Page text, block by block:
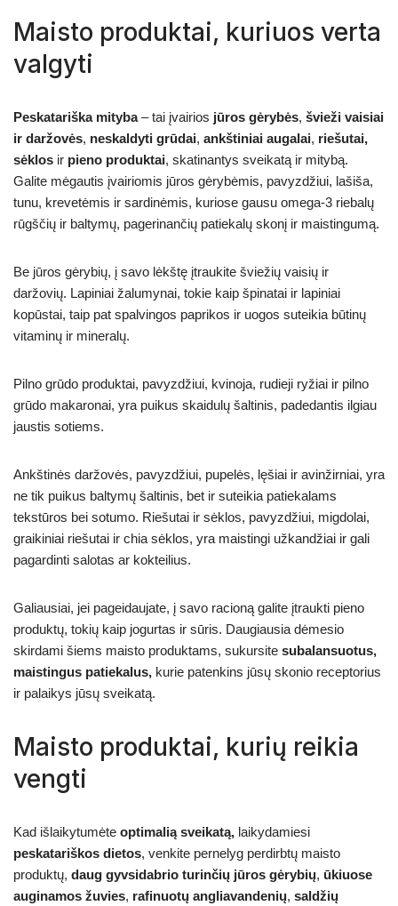
Maisto produktai, kuriuos verta
valgyti
Peskatariška mityba– tai įvairios jūros gėrybės, švieži vaisiai
ir daržovės, neskaldyti grūdai, ankštiniai augalai, riešutai,
sėklos ir pieno produktai, skatinantys sveikatą ir mitybą.
Galite mėgautis įvairiomis jūros gėrybėmis, pavyzdžiui, lašiša,
tunu, krevetėmis ir sardinėmis, kuriose gausu omega-3 riebalų
rūgščių ir baltymų, pagerinančių patiekalų skonį ir maistingumą.
Be jūros gėrybių, į savo lėkštę įtraukite šviežių vaisių ir
daržovių. Lapiniai žalumynai, tokie kaip špinatai ir lapiniai
kopūstai, taip pat spalvingos paprikos ir uogos suteikia būtinų
vitaminų ir mineralų.
Pilno grūdo produktai, pavyzdžiui, kvinoja, rudieji ryžiai ir pilno
grūdo makaronai, yra puikus skaidulų šaltinis, padedantis ilgiau
jaustis sotiems.
Ankštinės daržovės, pavyzdžiui, pupelės, lęšiai ir avinžirniai, yra
ne tik puikus baltymų šaltinis, bet ir suteikia patiekalams
tekstūros bei sotumo. Riešutai ir sėklos, pavyzdžiui, migdolai,
graikiniai riešutai ir chia sėklos, yra maistingi užkandžiai ir gali
pagardinti salotas ar kokteilius.
Galiausiai, jei pageidaujate, į savo racioną galite įtraukti pieno
produktų, tokių kaip jogurtas ir sūris. Daugiausia dėmesio
skirdami šiems maisto produktams, sukursite subalansuotus,
maistingus patiekalus, kurie patenkins jūsų skonio receptorius
ir palaikys jūsų sveikatą.
Maisto produktai, kurių reikia
vengti
Kad išlaikytumėte optimalią sveikatą, laikydamiesi
peskatariškos dietos, venkite pernelyg perdirbtų maisto
produktų, daug gyvsidabrio turinčių jūros gėrybių, ūkiuose
auginamos žuvies, rafinuotų angliavandenių, saldžių